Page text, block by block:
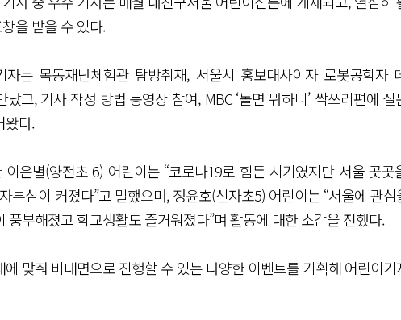
을 받을 수 있다.
자는 목동재난체험관 탐방취재, 서울시 홍보대사이자 로봇공학자
고, 기사 작성 방법 동영상 참여, MBC ‘놀면 뭐하니’ 싹쓰리편에
왔다.
은별(양전초 6) 어린이는 “코로나19로 힘든 시기였지만 서울 곳곳
부심이 커졌다”고 말했으며, 정윤호(신자초5) 어린이는 “서울에 관
풍부해졌고 학교생활도 즐거워졌다”며 활동에 대한 소감을 전했다.
맞춰 비대면으로 진행할 수 있는 다양한 이벤트를 기획해 어린이